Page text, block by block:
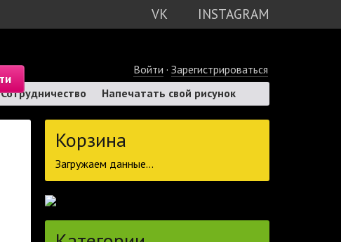
VK INSTAGRAM
Войти · Зарегистрироваться
Сотрудничество Напечатать свой рисунок
Корзина
Загружаем данные...